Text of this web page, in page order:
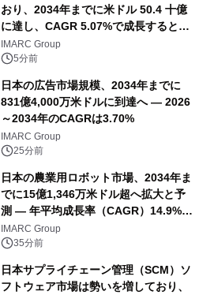
おり、2034年までに米ドル 50.4 十億
に達し、CAGR 5.07%で成長すると予
測
IMARC Group
5分前
日本の広告市場規模、2034年までに
831億4,000万米ドルに到達へ ― 2026
～2034年のCAGRは3.70%
IMARC Group
25分前
日本の農業用ロボット市場、2034年ま
でに15億1,346万米ドル超へ拡大と予
測 ― 年平均成長率（CAGR）14.9%を
記録
IMARC Group
35分前
日本サプライチェーン管理（SCM）ソ
フトウェア市場は勢いを増しており、